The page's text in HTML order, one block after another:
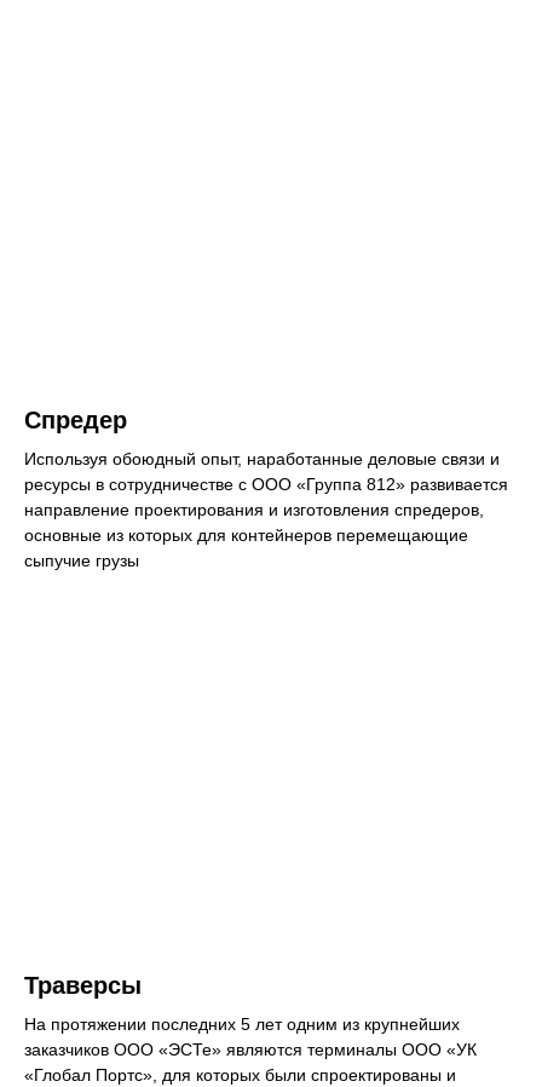
Спредер
Используя обоюдный опыт, наработанные деловые связи и
ресурсы в сотрудничестве с ООО «Группа 812» развивается
направление проектирования и изготовления спредеров,
основные из которых для контейнеров перемещающие
сыпучие грузы
Траверсы
На протяжении последних 5 лет одним из крупнейших
заказчиков ООО «ЭСТе» являются терминалы ООО «УК
«Глобал Портс», для которых были спроектированы и